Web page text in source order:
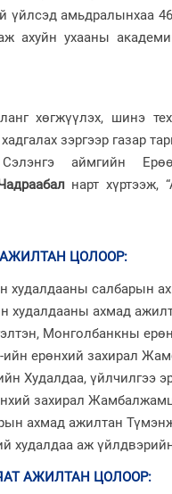
үйлсэд амьдралынхаа
ахуйн ухааны
хөгжүүлэх, шинэ
зэргээр газар
аймгийн
нарт хүртээж,
ЦОЛООР:
худалдааны салбарын
худалдааны ахмад
Монголбанкны
ийн ерөнхий захирал
ийн Худалдаа,
захирал
ахмад ажилтан
худалдаа аж
АЖИЛТАН ЦОЛООР: